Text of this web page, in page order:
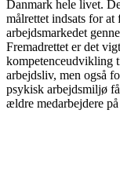
Danmark hele livet.
målrettet indsats for at
arbejdsmarkedet
Fremadrettet er det
kompetenceudvikling
arbejdsliv, men også
psykisk arbejdsmiljø
ældre medarbejdere